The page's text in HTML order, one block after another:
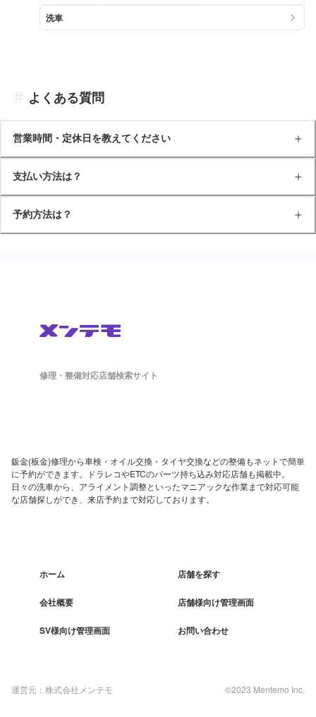
洗車
よくある質問
営業時間・定休日を教えてください
支払い方法は？
予約方法は？
修理・整備対応店舗検索サイト
鈑金(板金)修理から車検・オイル交換・タイヤ交換などの整備もネットで簡単
に予約ができます。ドラレコやETCのパーツ持ち込み対応店舗も掲載中。
日々の洗車から、アライメント調整といったマニアックな作業まで対応可能
な店舗探しができ、来店予約まで対応しております。
ホーム 店舗を探す
会社概要 店舗様向け管理画面
SV様向け管理画面 お問い合わせ
運営元：株式会社メンテモ ©2023 Mentemo Inc.